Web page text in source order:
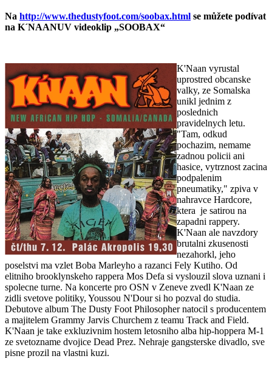
Na http://www.thedustyfoot.com/soobax.html se můžete podívat
na K´NAANUV videoklip „SOOBAX“
K'Naan vyrustal
uprostred obcanske
valky, ze Somalska
unikl jednim z
poslednich
pravidelnych letu.
"Tam, odkud
pochazim, nemame
zadnou policii ani
hasice, vytrznost zacina
podpalenim
pneumatiky," zpiva v
nahravce Hardcore,
ktera je satirou na
zapadni rappery.
K'Naan ale navzdory
brutalni zkusenosti
nezahorkl, jeho
poselstvi ma vzlet Boba Marleyho a razanci Fely Kutiho. Od
elitniho brooklynskeho rappera Mos Defa si vyslouzil slova uznani i
spolecne turne. Na koncerte pro OSN v Zeneve zvedl K'Naan ze
zidli svetove politiky, Youssou N'Dour si ho pozval do studia.
Debutove album The Dusty Foot Philosopher natocil s producentem
a majitelem Grammy Jarvis Churchem z teamu Track and Field.
K'Naan je take exkluzivnim hostem letosniho alba hip-hoppera M-1
ze svetozname dvojice Dead Prez. Nehraje gangsterske divadlo, sve
pisne prozil na vlastni kuzi.